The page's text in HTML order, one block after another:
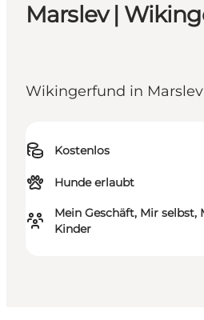
Marslev |
Wikingerfund in Marslev
Kostenlos
Hunde erlaubt
Mein Geschäft, Mir selbst,
Kinder